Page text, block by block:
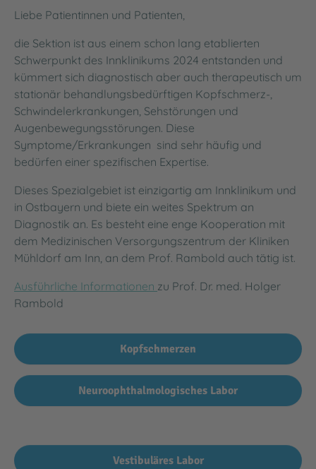
Liebe Patientinnen und Patienten,
die Sektion ist aus einem schon lang etablierten
Schwerpunkt des Innklinikums 2024 entstanden und
kümmert sich diagnostisch aber auch therapeutisch um
stationär behandlungsbedürftigen Kopfschmerz-,
Schwindelerkrankungen, Sehstörungen und
Augenbewegungsstörungen. Diese
Symptome/Erkrankungen sind sehr häufig und
bedürfen einer spezifischen Expertise.
Dieses Spezialgebiet ist einzigartig am Innklinikum und
in Ostbayern und biete ein weites Spektrum an
Diagnostik an. Es besteht eine enge Kooperation mit
dem Medizinischen Versorgungszentrum der Kliniken
Mühldorf am Inn, an dem Prof. Rambold auch tätig ist.
Ausführliche Informationen zu Prof. Dr. med. Holger
Rambold
Kopfschmerzen
Neuroophthalmologisches Labor
Vestibuläres Labor